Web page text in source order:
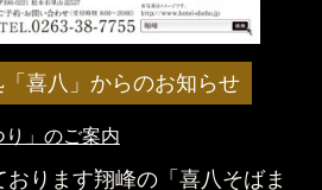
喜八」からのお知らせ
り」のご案内
ります翔峰の「喜八そばま